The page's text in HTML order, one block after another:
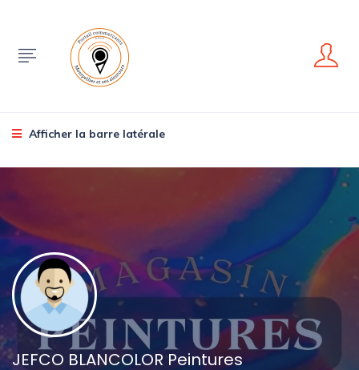
Afficher la barre latérale
JEFCO BLANCOLOR Peintures